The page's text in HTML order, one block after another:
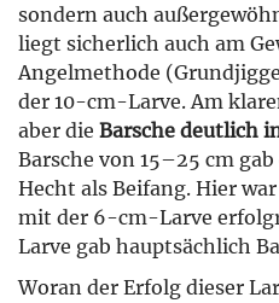
sondern auch
liegt sicherlich auch am
Angelmethode
der 10-cm-Larve. Am
aber die Barsche deutlich
Barsche von 15–25 cm
Hecht als Beifang. Hier
mit der 6-cm-Larve
Larve gab hauptsächlich
Woran der Erfolg dieser